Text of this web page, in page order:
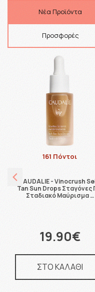
Νέα Προϊόντα
Προσφορές
161 Πόντοι
CAUDALIE - Vinocrush
Tan Sun Drops Σταγόνες
Σταδιακό Μαύρισμα …
19.90€
ΣΤΟ ΚΑΛΑΘΙ